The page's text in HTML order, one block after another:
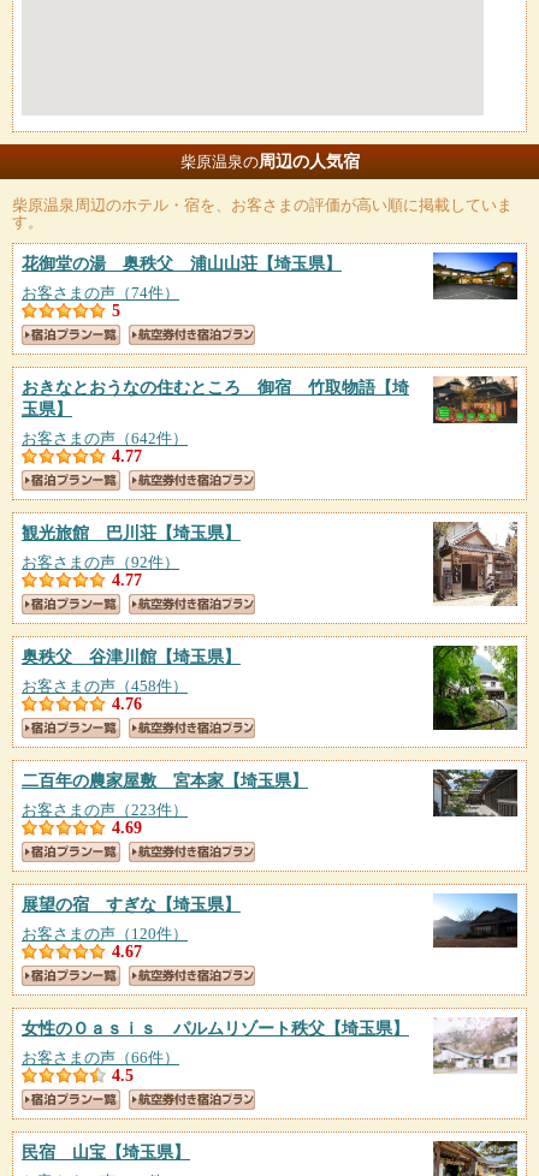
柴原温泉の周辺の人気宿
柴原温泉周辺のホテル・宿を、お客さまの評価が高い順に掲載していま
す。
花御堂の湯 奥秩父 浦山山荘 【埼玉県】
お客さまの声（74件）
5
おきなとおうなの住むところ 御宿 竹取物語 【埼
玉県】
お客さまの声（642件）
4.77
観光旅館 巴川荘 【埼玉県】
お客さまの声（92件）
4.77
奥秩父 谷津川館 【埼玉県】
お客さまの声（458件）
4.76
二百年の農家屋敷 宮本家 【埼玉県】
お客さまの声（223件）
4.69
展望の宿 すぎな 【埼玉県】
お客さまの声（120件）
4.67
女性のＯａｓｉｓ パルムリゾート秩父 【埼玉県】
お客さまの声（66件）
4.5
民宿 山宝 【埼玉県】